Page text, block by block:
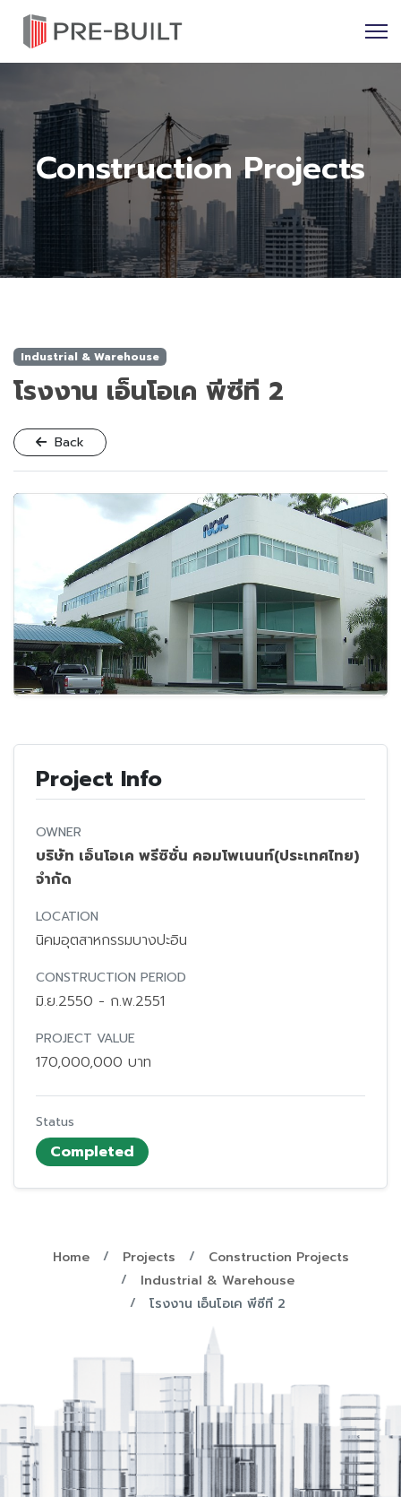
Construction Projects
Industrial & Warehouse
โรงงาน เอ็นโอเค พีซีที 2
Back
Project Info
OWNER
บริษัท เอ็นโอเค พรีซิซั่น คอมโพเนนท์(ประเทศไทย)
จำกัด
LOCATION
นิคมอุตสาหกรรมบางปะอิน
CONSTRUCTION PERIOD
มิ.ย.2550 - ก.พ.2551
PROJECT VALUE
170,000,000 บาท
Status
Completed
Home Projects
Construction Projects
Industrial & Warehouse
โรงงาน เอ็นโอเค พีซีที 2